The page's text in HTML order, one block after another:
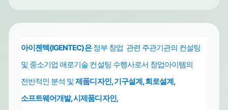
아이젠텍(IGENTEC)은정부 창업 관련 주관기관의 컨설팅
및 중소기업 애로기술 컨설팅 수행사로서 창업아이템의
전반적인 분석 및제품디자인, 기구설계, 회로설계,
소프트웨어개발,시제품디자인,